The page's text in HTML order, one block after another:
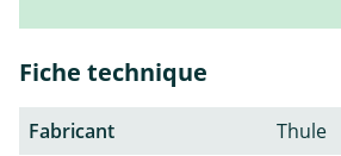
Fiche technique
Fabricant
Thule